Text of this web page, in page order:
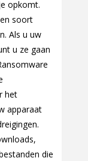
opkomt.
soort
Als u uw
u ze gaan
het
apparaat
die